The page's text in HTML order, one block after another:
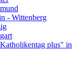
- Wittenberg
plus" in